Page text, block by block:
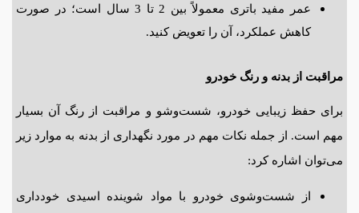
عمر مفید باتری معمولاً بین 2 تا 3 سال است؛ در صورت
کاهش عملکرد، آن را تعویض کنید.
مراقبت از بدنه و رنگ خودرو
برای حفظ زیبایی خودرو، شست‌وشو و مراقبت از رنگ آن بسیار
مهم است. از جمله نکات مهم در مورد نگهداری از بدنه به موارد زیر
می‌توان اشاره کرد:
از شست‌وشوی خودرو با مواد شوینده اسیدی خودداری